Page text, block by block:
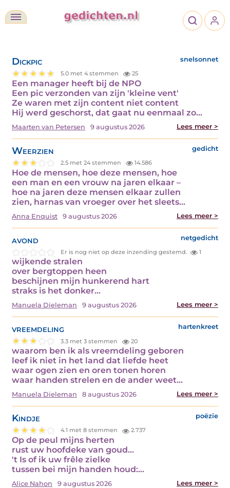
Dickpic snelsonnet
5.0 met 4 stemmen 25
Een manager heeft bij de NPO
Een pic verzonden van zijn 'kleine vent'
Ze waren met zijn content niet content
Hij werd geschorst, dat gaat nu eenmaal zo…
Maarten van Petersen 9 augustus 2026 Lees meer >
Weerzien gedicht
2.5 met 24 stemmen 14.586
Hoe de mensen, hoe deze mensen, hoe
een man en een vrouw na jaren elkaar –
hoe na jaren deze mensen elkaar zullen
zien, harnas van vroeger over het sleets…
Anna Enquist 9 augustus 2026 Lees meer >
avond netgedicht
Er is nog niet op deze inzending gestemd. 1
wijkende stralen
over bergtoppen heen
beschijnen mijn hunkerend hart
straks is het donker…
Manuela Dieleman 9 augustus 2026 Lees meer >
vreemdeling hartenkreet
3.3 met 3 stemmen 20
waarom ben ik als vreemdeling geboren
leef ik niet in het land dat liefde heet
waar ogen zien en oren tonen horen
waar handen strelen en de ander weet…
Manuela Dieleman 8 augustus 2026 Lees meer >
Kindje poëzie
4.1 met 8 stemmen 2.737
Op de peul mijns herten
rust uw hoofdeke van goud...
't Is of ik uw frêle zielke
tussen bei mijn handen houd:…
Alice Nahon 9 augustus 2026 Lees meer >